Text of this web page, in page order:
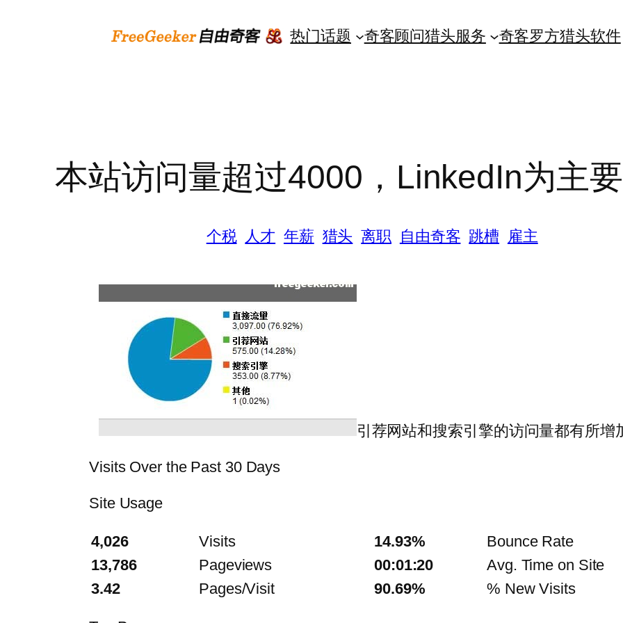
热门话题 奇客顾问猎头服务 奇客罗方猎头软件
本站访问量超过4000，LinkedIn为主
个税 人才 年薪 猎头 离职 自由奇客 跳槽 雇主
引荐网站和搜索引擎的访问量都有所增
Visits Over the Past 30 Days
Site Usage
4,026 Visits 14.93%
Bounce Rate
13,786
Pageviews 00:01:20
Avg. Time on Site
3.42
Pages/Visit 90.69% % New Visits